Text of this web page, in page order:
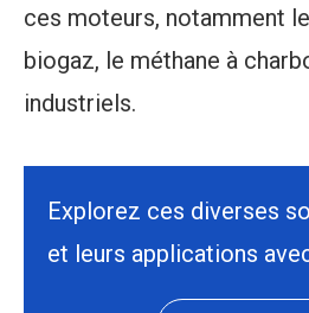
ces moteurs, notamment
biogaz, le méthane à
industriels.
Explorez ces diverses
et leurs applications